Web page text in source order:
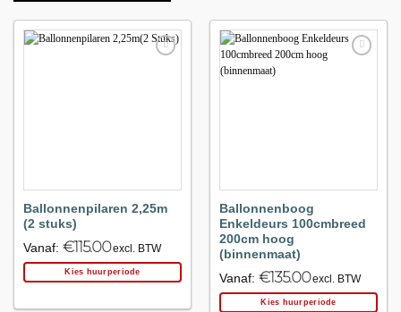
Ballonnenpilaren 2,25m
(2 stuks)
Vanaf: €115.00excl. BTW
Kies huurperiode
Ballonnenboog
Enkeldeurs 100cmbreed
200cm hoog
(binnenmaat)
Vanaf: €135.00excl. BTW
Kies huurperiode